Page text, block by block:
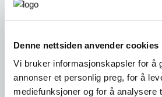
Denne nettsiden anvender cookies
Vi bruker informasjonskapsler for å
annonser et personlig preg, for å
mediefunksjoner og for å analysere
Klikk her for å be om